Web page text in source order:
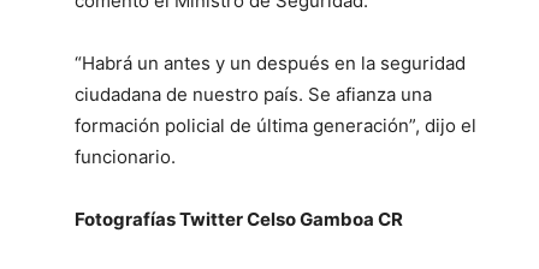
“Habrá un antes y un después en la seguridad
ciudadana de nuestro país. Se afianza una
formación policial de última generación”, dijo el
funcionario.
Fotografías Twitter Celso Gamboa CR